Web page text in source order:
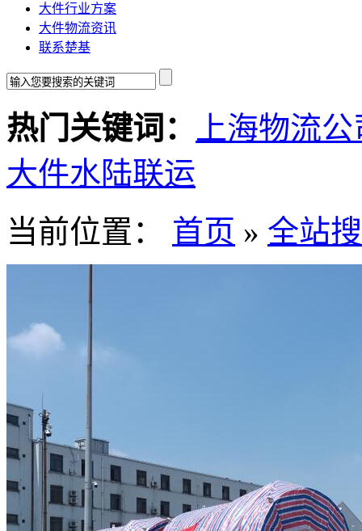
大件行业方案
大件物流资讯
联系楚基
热门关键词：
上海物流
大件水陆联运
当前位置：
首页 » 全站